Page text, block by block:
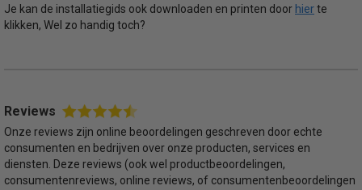
Je kan de installatiegids ook downloaden en printen doorhierte
klikken, Wel zo handig toch?
Reviews
Onze reviews zijn online beoordelingen geschreven door echte
consumenten en bedrijven over onze producten, services en
diensten. Deze reviews (ook wel productbeoordelingen,
consumentenreviews, online reviews, of consumentenbeoordelingen